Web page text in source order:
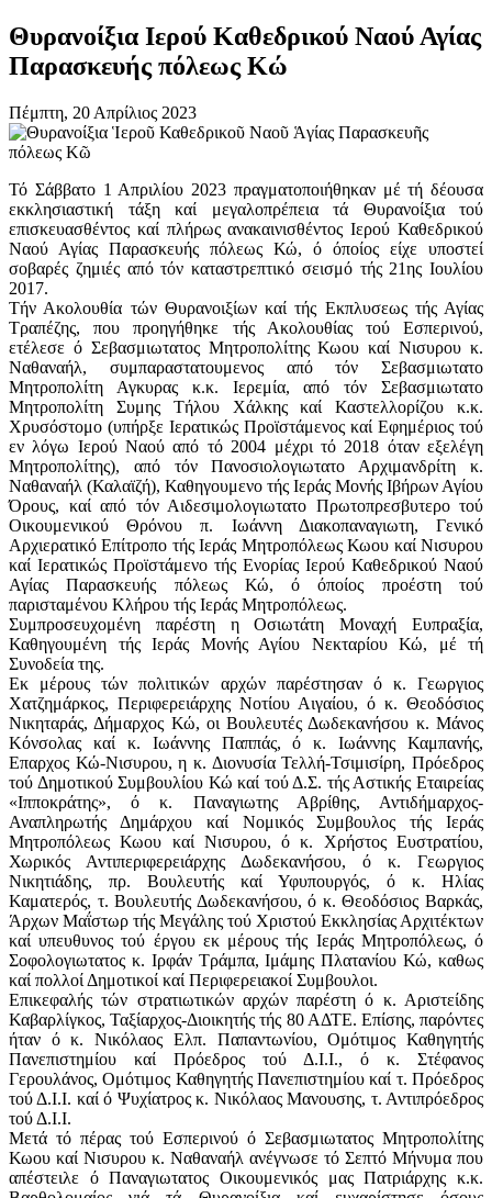
Θυρανοίξια Ιερού Καθεδρικού Ναού Αγίας
Παρασκευής πόλεως Κώ
Πέμπτη, 20 Απρίλιος 2023
Τό Σάββατο 1 Απριλίου 2023 πραγματοποιήθηκαν μέ τή δέουσα
εκκλησιαστική τάξη καί μεγαλοπρέπεια τά Θυρανοίξια τού
επισκευασθέντος καί πλήρως ανακαινισθέντος Ιερού Καθεδρικού
Ναού Αγίας Παρασκευής πόλεως Κώ, ό όποίος είχε υποστεί
σοβαρές ζημιές από τόν καταστρεπτικό σεισμό τής 21ης Ιουλίου
2017.
Τήν Ακολουθία τών Θυρανοιξίων καί τής Εκπλυσεως τής Αγίας
Τραπέζης, που προηγήθηκε τής Ακολουθίας τού Εσπερινού,
ετέλεσε ό Σεβασμιωτατος Μητροπολίτης Κωου καί Νισυρου κ.
Ναθαναήλ, συμπαραστατουμενος από τόν Σεβασμιωτατο
Μητροπολίτη Αγκυρας κ.κ. Ιερεμία, από τόν Σεβασμιωτατο
Μητροπολίτη Συμης Τήλου Χάλκης καί Καστελλορίζου κ.κ.
Χρυσόστομο (υπήρξε Ιερατικώς Προϊστάμενος καί Εφημέριος τού
εν λόγω Ιερού Ναού από τό 2004 μέχρι τό 2018 όταν εξελέγη
Μητροπολίτης), από τόν Πανοσιολογιωτατο Αρχιμανδρίτη κ.
Ναθαναήλ (Καλαϊζή), Καθηγουμενο τής Ιεράς Μονής Ιβήρων Αγίου
Όρους, καί από τόν Αιδεσιμολογιωτατο Πρωτοπρεσβυτερο τού
Οικουμενικού Θρόνου π. Ιωάννη Διακοπαναγιωτη, Γενικό
Αρχιερατικό Επίτροπο τής Ιεράς Μητροπόλεως Κωου καί Νισυρου
καί Ιερατικώς Προϊστάμενο τής Ενορίας Ιερού Καθεδρικού Ναού
Αγίας Παρασκευής πόλεως Κώ, ό όποίος προέστη τού
παρισταμένου Κλήρου τής Ιεράς Μητροπόλεως.
Συμπροσευχομένη παρέστη η Οσιωτάτη Μοναχή Ευπραξία,
Καθηγουμένη τής Ιεράς Μονής Αγίου Νεκταρίου Κώ, μέ τή
Συνοδεία της.
Εκ μέρους τών πολιτικών αρχών παρέστησαν ό κ. Γεωργιος
Χατζημάρκος, Περιφερειάρχης Νοτίου Αιγαίου, ό κ. Θεοδόσιος
Νικηταράς, Δήμαρχος Κώ, οι Βουλευτές Δωδεκανήσου κ. Μάνος
Κόνσολας καί κ. Ιωάννης Παππάς, ό κ. Ιωάννης Καμπανής,
Επαρχος Κώ-Νισυρου, η κ. Διονυσία Τελλή-Τσιμισίρη, Πρόεδρος
τού Δημοτικού Συμβουλίου Κώ καί τού Δ.Σ. τής Αστικής Εταιρείας
«Ιπποκράτης», ό κ. Παναγιωτης Αβρίθης, Αντιδήμαρχος-
Αναπληρωτής Δημάρχου καί Νομικός Συμβουλος τής Ιεράς
Μητροπόλεως Κωου καί Νισυρου, ό κ. Χρήστος Ευστρατίου,
Χωρικός Αντιπεριφερειάρχης Δωδεκανήσου, ό κ. Γεωργιος
Νικητιάδης, πρ. Βουλευτής καί Υφυπουργός, ό κ. Ηλίας
Καματερός, τ. Βουλευτής Δωδεκανήσου, ό κ. Θεοδόσιος Βαρκάς,
Άρχων Μαΐστωρ τής Μεγάλης τού Χριστού Εκκλησίας Αρχιτέκτων
καί υπευθυνος τού έργου εκ μέρους τής Ιεράς Μητροπόλεως, ό
Σοφολογιωτατος κ. Ιρφάν Τράμπα, Ιμάμης Πλατανίου Κώ, καθως
καί πολλοί Δημοτικοί καί Περιφερειακοί Συμβουλοι.
Επικεφαλής τών στρατιωτικών αρχών παρέστη ό κ. Αριστείδης
Καβαρλίγκος, Ταξίαρχος-Διοικητής τής 80 ΑΔΤΕ. Επίσης, παρόντες
ήταν ό κ. Νικόλαος Ελπ. Παπαντωνίου, Ομότιμος Καθηγητής
Πανεπιστημίου καί Πρόεδρος τού Δ.Ι.Ι., ό κ. Στέφανος
Γερουλάνος, Ομότιμος Καθηγητής Πανεπιστημίου καί τ. Πρόεδρος
τού Δ.Ι.Ι. καί ό Ψυχίατρος κ. Νικόλαος Μανουσης, τ. Αντιπρόεδρος
τού Δ.Ι.Ι.
Μετά τό πέρας τού Εσπερινού ό Σεβασμιωτατος Μητροπολίτης
Κωου καί Νισυρου κ. Ναθαναήλ ανέγνωσε τό Σεπτό Μήνυμα που
απέστειλε ό Παναγιωτατος Οικουμενικός μας Πατριάρχης κ.κ.